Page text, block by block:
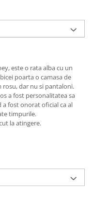
este o rata alba cu un
poarta o camasa de
rosu, dar nu si pantaloni.
a fost personalitatea sa
fost onorat oficial ca al
timpurile.
la atingere.